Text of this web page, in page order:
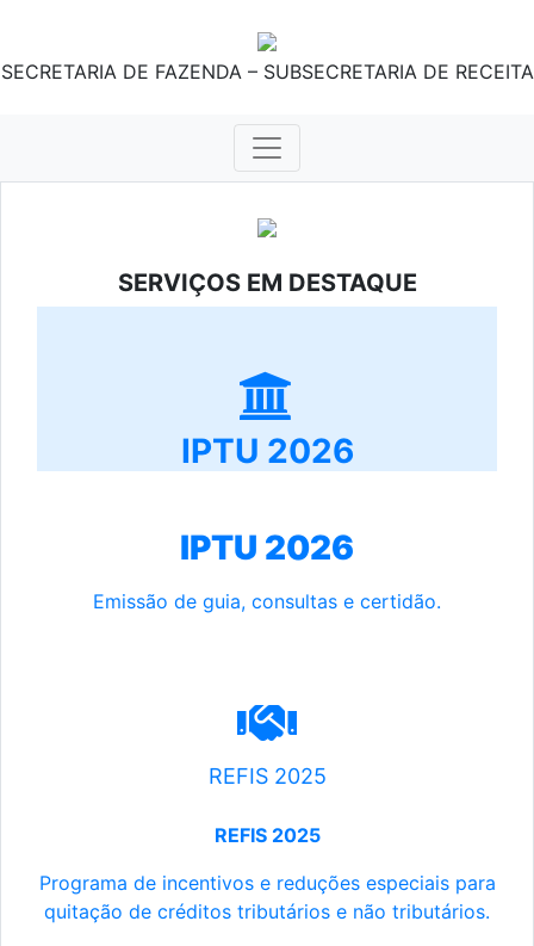
SECRETARIA DE FAZENDA – SUBSECRETARIA DE RECEITA
SERVIÇOS EM DESTAQUE
IPTU 2026
IPTU 2026
Emissão de guia, consultas e certidão.
REFIS 2025
REFIS 2025
Programa de incentivos e reduções especiais para
quitação de créditos tributários e não tributários.